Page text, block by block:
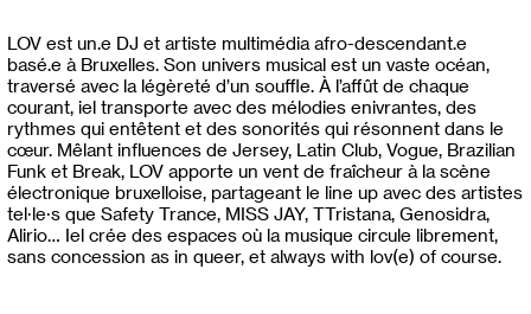
LOV est un.e DJ et artiste multimédia afro-descendant.e
basé.e à Bruxelles. Son univers musical est un vaste océan,
traversé avec la légèreté d’un souffle. À l’affût de chaque
courant, iel transporte avec des mélodies enivrantes, des
rythmes qui entêtent et des sonorités qui résonnent dans le
cœur. Mêlant influences de Jersey, Latin Club, Vogue, Brazilian
Funk et Break, LOV apporte un vent de fraîcheur à la scène
électronique bruxelloise, partageant le line up avec des artistes
tel·le·s que Safety Trance, MISS JAY, TTristana, Genosidra,
Alirio… Iel crée des espaces où la musique circule librement,
sans concession as in queer, et always with lov(e) of course.